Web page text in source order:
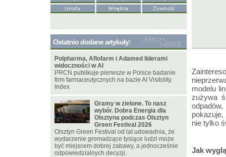
modelu
zużywa
nie tylko
Jak
Ostatnio dodane artykuły:
Polpharma, Aflofarm i Adamed liderami
widoczności w AI
PRCN publikuje pierwsze w Polsce badanie
firm farmaceutycznych na bazie AI Visibility
Index
Gramy w zielone. To nasz
wybór. Dobra Energia dla
Olsztyna podczas Olsztyn
Green Festival 2026
Olsztyn Green Festival od lat udowadnia, że
wydarzenie gromadzące tysiące ludzi może
być miejscem dobrej zabawy, a jednocześnie
odpowiedzialnych decyzji.